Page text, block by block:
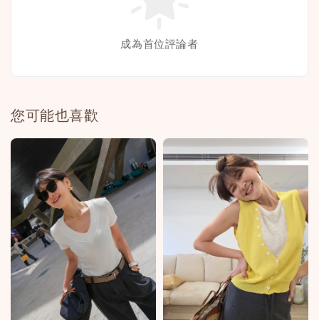
成為首位評論者
您可能也喜歡